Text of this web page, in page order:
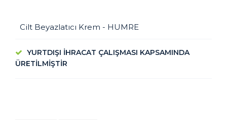
Cilt Beyazlatıcı Krem - HUMRE
YURTDIŞI İHRACAT ÇALIŞMASI KAPSAMINDA
ÜRETİLMİŞTİR